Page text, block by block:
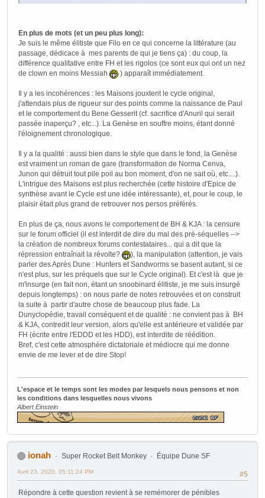
En plus de mots (et un peu plus long):
Je suis le même élitiste que Filo en ce qui concerne la littérature (au
passage, dédicace à mes parents de qui je tiens ça) : du coup, la
différence qualitative entre FH et les rigolos (ce sont eux qui ont un nez
de clown en moins Messiah
) apparaît immédiatement.
Il y a les incohérences : les Maisons jouxtent le cycle original,
j'attendais plus de rigueur sur des points comme la naissance de Paul
et le comportement du Bene Gesserit (cf. sacrifice d'Anuril qui serait
passée inaperçu? , etc...). La Genèse en souffre moins, étant donné
l'éloignement chronologique.
Il y a la qualité : aussi bien dans le style que dans le fond, la Genèse
est vraiment un roman de gare (transformation de Norma Cenva,
Junon qui détruit tout pile poil au bon moment, d'on ne sait où, etc....).
L'intrigue des Maisons est plus recherchée (cette histoire d'Epice de
synthèse avant le Cycle est une idée intéressante), et, pour le coup, le
plaisir était plus grand de retrouver nos persos préférés.
En plus de ça, nous avons le comportement de BH & KJA : la censure
sur le forum officiel (il est interdit de dire du mal des pré-séquelles -->
la création de nombreux forums contestataires... qui a dit que la
répression entraînait la révolte?
), la manipulation (attention, je vais
parler des Après Dune : Hunters et Sandworms se basent autant, si ce
n'est plus, sur les préquels que sur le Cycle original). Et c'est là que je
m'insurge (en fait non, étant un snoobinard élitiste, je me suis insurgé
depuis longtemps) : on nous parle de notes retrouvées et on construit
la suite à partir d'autre chose de beaucoup plus fade. La
Dunyclopédie, travail conséquent et de qualité : ne convient pas à BH
& KJA, contredit leur version, alors qu'elle est antérieure et validée par
FH (écrite entre l'EDDD et les HDD), est interdite de réédition.
Bref, c'est cette atmosphère dictatoriale et médiocre qui me donne
envie de me lever et de dire Stop!
L'espace et le temps sont les modes par lesquels nous pensons et non
les conditions dans lesquelles nous vivons
Albert Einstein
ionah Super Rocket Belt Monkey Équipe Dune SF
#5
Avril 23, 2020, 05:11:24 PM
Répondre à cette question revient à se remémorer de pénibles